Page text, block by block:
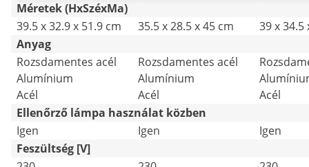
Méretek (HxSzéxMa)
39.5 x 32.9 x 51.9 cm
35.5 x 28.5 x 45 cm
39 x 34.5
Anyag
Rozsdamentes acél
Alumínium
Acél
Rozsdamentes acél
Alumínium
Acél
Acél
Ellenőrző lámpa használat közben
Igen
Igen
Igen
Feszültség [V]